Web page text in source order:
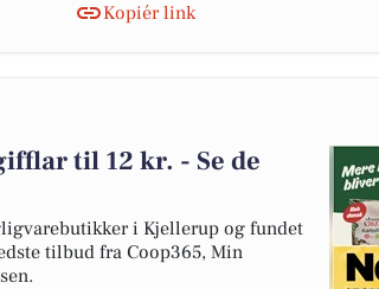
Kopiér link
til 12 kr. - Se de
i Kjellerup og fundet
tilbud fra Coop365, Min